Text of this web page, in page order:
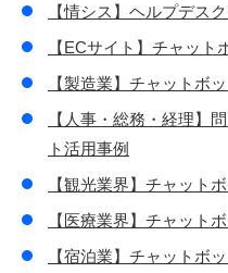
【情シス】ヘルプデス
【ECサイト】チャット
【製造業】チャットボ
【人事・総務・経理】
ト活用事例
【観光業界】チャット
【医療業界】チャット
【宿泊業】チャットボ